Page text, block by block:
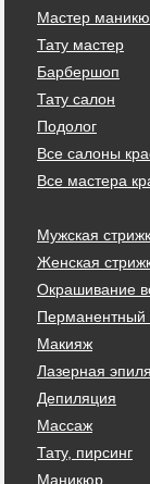
Мастер
Тату мастер
Барбершоп
Тату салон
Подолог
Все салоны
Все мастера
Мужская
Женская
Окрашивание
Перманентный
Макияж
Лазерная
Депиляция
Массаж
Тату, пирсинг
Маникюр